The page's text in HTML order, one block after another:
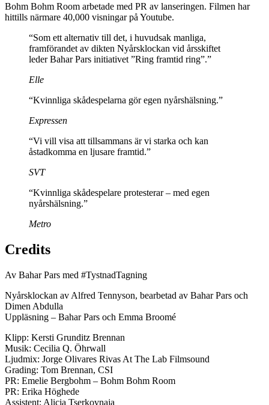
Bohm Bohm Room arbetade med PR av lanseringen. Filmen har
hittills närmare 40,000 visningar på Youtube.
“Som ett alternativ till det, i huvudsak manliga,
framförandet av dikten Nyårsklockan vid årsskiftet
leder Bahar Pars initiativet ”Ring framtid ring”.”
Elle
“Kvinnliga skådespelarna gör egen nyårshälsning.”
Expressen
“Vi vill visa att tillsammans är vi starka och kan
åstadkomma en ljusare framtid.”
SVT
“Kvinnliga skådespelare protesterar – med egen
nyårshälsning.”
Metro
Credits
Av Bahar Pars med #TystnadTagning
Nyårsklockan av Alfred Tennyson, bearbetad av Bahar Pars och
Dimen Abdulla
Uppläsning – Bahar Pars och Emma Broomé
Klipp: Kersti Grunditz Brennan
Musik: Cecilia Q. Öhrwall
Ljudmix: Jorge Olivares Rivas At The Lab Filmsound
Grading: Tom Brennan, CSI
PR: Emelie Bergbohm – Bohm Bohm Room
PR: Erika Höghede
Assistent: Alicia Tserkovnaja